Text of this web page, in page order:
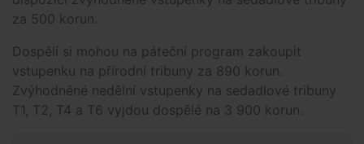
za 500 korun.
Dospělí si mohou na páteční program zakoupit
vstupenku na přírodní tribuny za 890 korun.
Zvýhodněné nedělní vstupenky na sedadlové tribuny
T1, T2, T4 a T6 vyjdou dospělé na 3 900 korun.